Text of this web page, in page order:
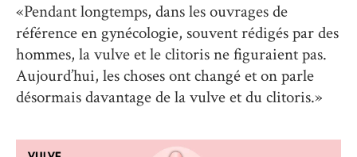
«Pendant longtemps, dans les ouvrages de
référence en gynécologie, souvent rédigés par des
hommes, la vulve et le clitoris ne figuraient pas.
Aujourd’hui, les choses ont changé et on parle
désormais davantage de la vulve et du clitoris.»